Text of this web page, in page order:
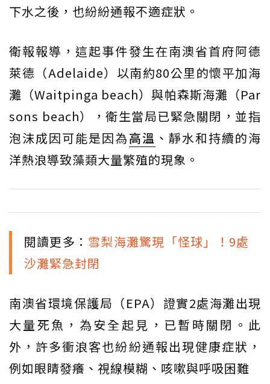
下水之後，也紛紛通報不適症狀。
衛報報導，這起事件發生在南澳省首府阿德
萊德（Adelaide）以南約80公里的懷平加海
灘（Waitpinga beach）與帕森斯海灘（Par
sons beach），衛生當局已緊急關閉，並指
泡沫成因可能是因為高溫 、靜水和持續的海
洋熱浪導致藻類大量繁殖的現象。
閱讀更多： 雪梨海灘驚現「怪球」！9處
沙灘緊急封閉
南澳省環境保護局（EPA）證實2處海灘出現
大量死魚，為安全起見，已暫時關閉。此
外，許多衝浪客也紛紛通報出現健康症狀，
例如眼睛發癢、視線模糊、咳嗽與呼吸困難